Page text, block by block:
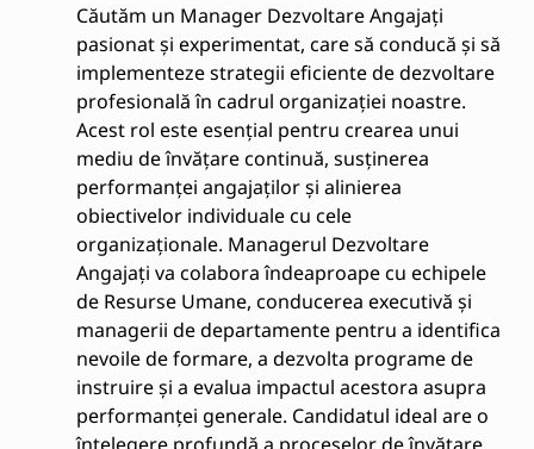
Căutăm un Manager Dezvoltare Angajați
pasionat și experimentat, care să conducă și să
implementeze strategii eficiente de dezvoltare
profesională în cadrul organizației noastre.
Acest rol este esențial pentru crearea unui
mediu de învățare continuă, susținerea
performanței angajaților și alinierea
obiectivelor individuale cu cele
organizaționale. Managerul Dezvoltare
Angajați va colabora îndeaproape cu echipele
de Resurse Umane, conducerea executivă și
managerii de departamente pentru a identifica
nevoile de formare, a dezvolta programe de
instruire și a evalua impactul acestora asupra
performanței generale. Candidatul ideal are o